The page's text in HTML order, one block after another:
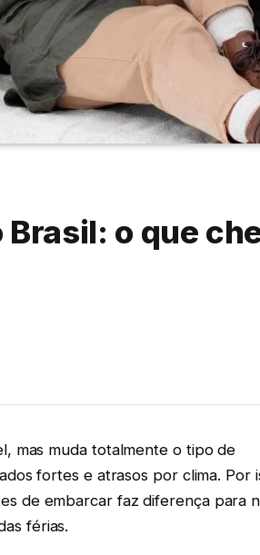
o que
mas muda totalmente o tipo de
fortes e atrasos por clima. Por
de embarcar faz diferença para
férias.